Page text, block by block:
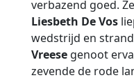
verbazend goed.
Liesbeth De Vos
wedstrijd en
Vreesegenoot
zevende de rode